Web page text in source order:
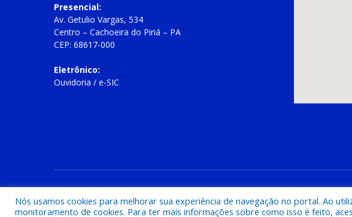
Presencial:
Av. Getulio Vargas, 534
Centro – Cachoeira do Piriá – PA
CEP: 68617-000
Eletrônico:
Ouvidoria / e-SIC
Nós usamos cookies para melhorar sua experiência de navegação no portal. Ao
monitoramento de cookies. Para ter mais informações sobre como isso é feito,